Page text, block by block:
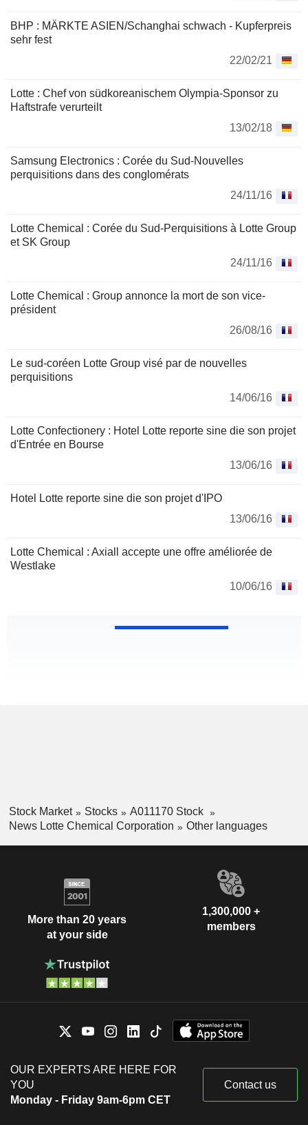
BHP : MÄRKTE ASIEN/Schanghai schwach - Kupferpreis
sehr fest
22/02/21
Lotte : Chef von südkoreanischem Olympia-Sponsor zu
Haftstrafe verurteilt
13/02/18
Samsung Electronics : Corée du Sud-Nouvelles
perquisitions dans des conglomérats
24/11/16
Lotte Chemical : Corée du Sud-Perquisitions à Lotte Group
et SK Group
24/11/16
Lotte Chemical : Group annonce la mort de son vice-
président
26/08/16
Le sud-coréen Lotte Group visé par de nouvelles
perquisitions
14/06/16
Lotte Confectionery : Hotel Lotte reporte sine die son projet
d'Entrée en Bourse
13/06/16
Hotel Lotte reporte sine die son projet d'IPO
13/06/16
Lotte Chemical : Axiall accepte une offre améliorée de
Westlake
10/06/16
Stock Market Stocks
A011170 Stock
News Lotte Chemical Corporation
Other languages
More than 20 years
at your side
1,300,000 +
members
OUR EXPERTS ARE HERE FOR
YOU
Monday - Friday 9am-6pm CET
Contact us